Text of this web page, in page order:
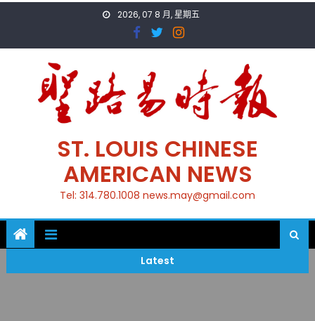
2026, 07 8 月, 星期五
ST. LOUIS CHINESE
AMERICAN NEWS
Tel: 314.780.1008 news.may@gmail.com
Latest